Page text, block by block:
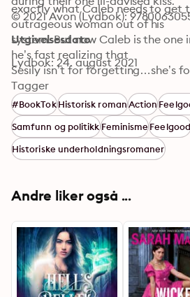
exactly what Caleb needs to get
outrageous woman out of his
system. But now Caleb is the one
he’s fast realizing that
Sesily isn’t for forgetting…she’s
isn’t something he can
risk.
© 2021 Avon (Lydbok):
Utgivelsesdato
Lydbok: 24. august 2021
Tagger
#BookTokHistorisk romanAction
Samfunn og politikkFeminismeFeelgood
Historiske underholdningsromaner
Andre liker også ...